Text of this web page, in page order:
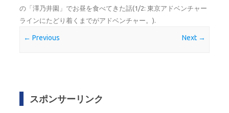
の「澤乃井園」でお昼を食べてきた話(1/2: 東京アドベンチャー
ラインにたどり着くまでがアドベンチャー。).
← Previous Next →
スポンサーリンク